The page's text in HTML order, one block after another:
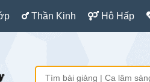
Thần Kinh Hô Hấp